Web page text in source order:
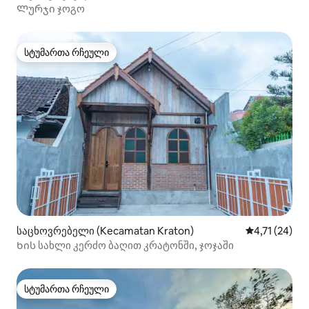
Ლურჯი ჯოგო
სტუმართა რჩეული
სტუმართა რჩეული
საცხოვრებელი (Kecamatan Kraton) საშუალო
4,71 (24)
Ხის სახლი კერძო ბაღით კრატონში, ჯოჯაში
სტუმართა რჩეული
სტუმართა რჩეული